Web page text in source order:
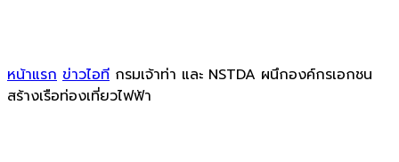
หน้าแรก ข่าวไอที กรมเจ้าท่า และ NSTDA ผนึกองค์กรเอกชน
สร้างเรือท่องเที่ยวไฟฟ้า